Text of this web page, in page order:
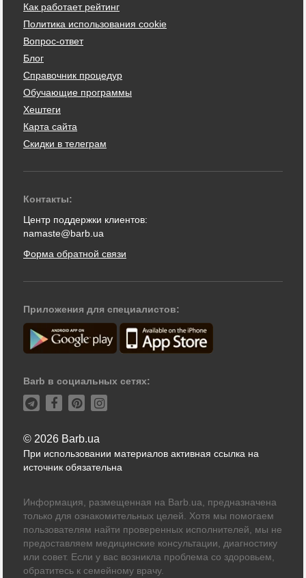
Как работает рейтинг
Политика использования cookie
Вопрос-ответ
Блог
Справочник процедур
Обучающие программы
Хештеги
Карта сайта
Скидки в телеграм
Контакты:
Центр поддержки клиентов:
namaste@barb.ua
Форма обратной связи
Приложения для специалистов:
Barb в социальных сетях:
© 2026 Barb.ua
При использовании материалов активная ссылка на
источник обязательна
Информация, размещенная на Barb.ua, предназначена
только для ознакомительных целей. Хотя мы помогаем
пользователям найти проверенных исполнителей, мы не
предоставляем медицинские консультации, диагностику
или совет. Если у вас возникла проблема со здоровьем,
обратитесь к семейному врачу.